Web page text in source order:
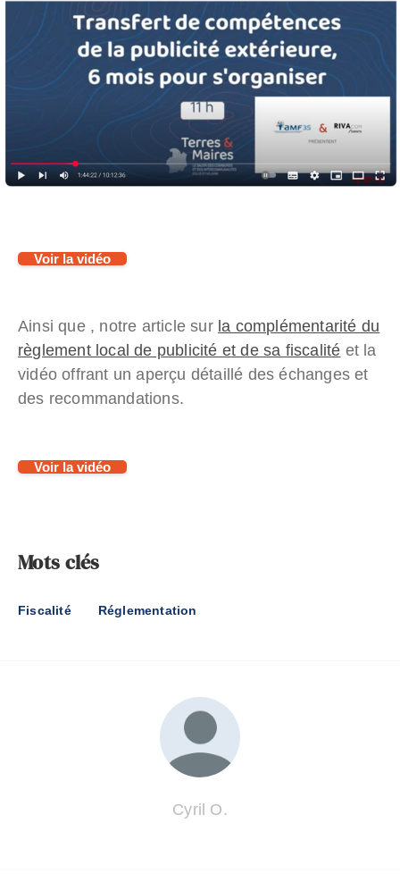
Voir la vidéo
Ainsi que , notre article sur la complémentarité du
règlement local de publicité et de sa fiscalité et la
vidéo offrant un aperçu détaillé des échanges et
des recommandations.
Voir la vidéo
Mots clés
Fiscalité Réglementation
Cyril O.